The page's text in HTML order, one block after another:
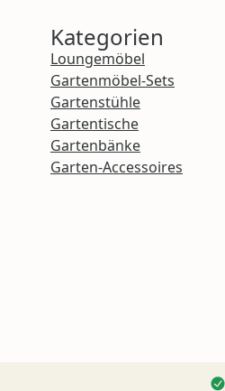
Kategorien
Loungemöbel
Gartenmöbel-Sets
Gartenstühle
Gartentische
Gartenbänke
Garten-Accessoires